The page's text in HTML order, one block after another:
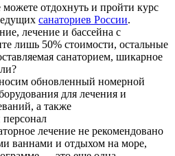
отдохнуть и пройти курс
санаториев России.
лечение и бассейна с
лишь 50% стоимости, остальные
санаторием, шикарное
обновленный номерной
для лечения и
а также
лечение не рекомендовано
ваннами и отдыхом на море,